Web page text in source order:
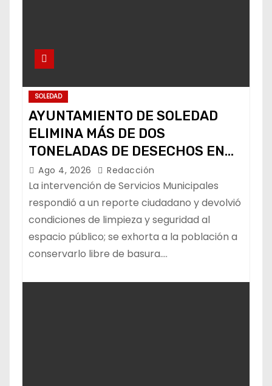
SOLEDAD
AYUNTAMIENTO DE SOLEDAD
ELIMINA MÁS DE DOS
TONELADAS DE DESECHOS EN
ÁREA VERDE DE COL. HOGARES
OBREROS
Ago 4, 2026 Redacción
La intervención de Servicios Municipales
respondió a un reporte ciudadano y devolvió
condiciones de limpieza y seguridad al
espacio público; se exhorta a la población a
conservarlo libre de basura.…